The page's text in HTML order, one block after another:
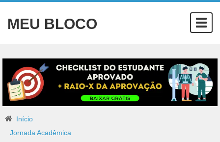
MEU BLOCO
Início
Jornada Acadêmica